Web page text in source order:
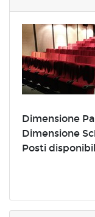
Dimensione
Dimensione
Posti